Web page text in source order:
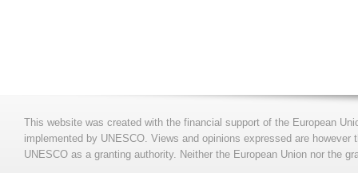
This website was created with the financial support of the European
implemented by UNESCO. Views and opinions expressed are
UNESCO as a granting authority. Neither the European Union nor the